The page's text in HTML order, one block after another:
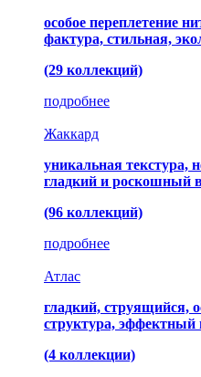
особое переплетение
фактура, стильная,
(29 коллекций)
подробнее
Жаккард
уникальная текстура,
гладкий и роскошный
(96 коллекций)
подробнее
Атлас
гладкий, струящийся,
структура, эффектный
(4 коллекции)